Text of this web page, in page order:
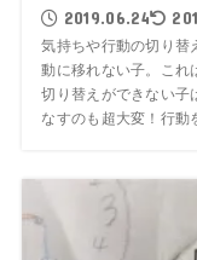
2019.06.24
気持ちや行動の切り替
動に移れない子。これ
切り替えができない子
なすのも超大変！行動